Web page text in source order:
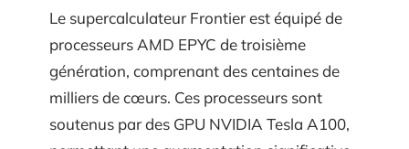
Le supercalculateur Frontier est équipé de
processeurs AMD EPYC de troisième
génération, comprenant des centaines de
milliers de cœurs. Ces processeurs sont
soutenus par des GPU NVIDIA Tesla A100,